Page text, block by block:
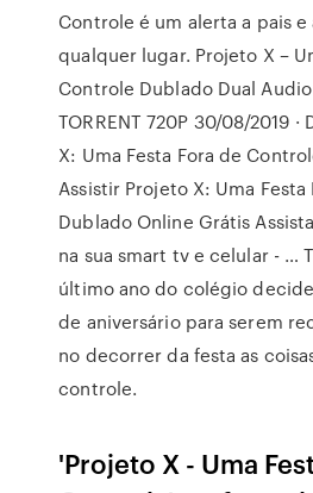
Controle é um alerta a pais
qualquer lugar. Projeto X –
Controle Dublado Dual Audio
TORRENT 720P 30/08/2019
X: Uma Festa Fora de
Assistir Projeto X: Uma
Dublado Online Grátis
na sua smart tv e celular - …
último ano do colégio
de aniversário para serem
no decorrer da festa as
controle.
'Projeto X - Uma